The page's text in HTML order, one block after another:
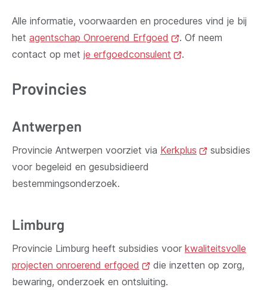
Alle informatie, voorwaarden en procedures vind je bij
het agentschap Onroerend Erfgoed
(opent
nieuw
. Of neem
contact op met je erfgoedconsulent
(opent
.
Provincies
Antwerpen
Provincie Antwerpen voorziet via Kerkplus
(opent
subsidies
voor begeleid en gesubsidieerd
bestemmingsonderzoek.
Limburg
Provincie Limburg heeft subsidies voor kwaliteitsvolle
projecten onroerend erfgoed
(opent
nieuw
die inzetten op zorg,
bewaring, onderzoek en ontsluiting.